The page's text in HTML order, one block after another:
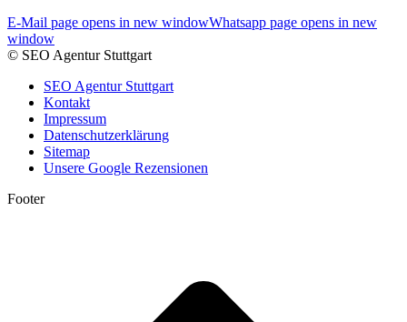
E-Mail page opens in new windowWhatsapp page opens in new
window
© SEO Agentur Stuttgart
SEO Agentur Stuttgart
Kontakt
Impressum
Datenschutzerklärung
Sitemap
Unsere Google Rezensionen
Footer